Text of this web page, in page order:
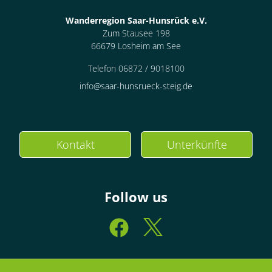
Wanderregion Saar-Hunsrück e.V.
Zum Stausee 198
66679 Losheim am See
Telefon 06872 / 9018100
info@saar-hunsrueck-steig.de
Kontakt Unterkünfte
Follow us